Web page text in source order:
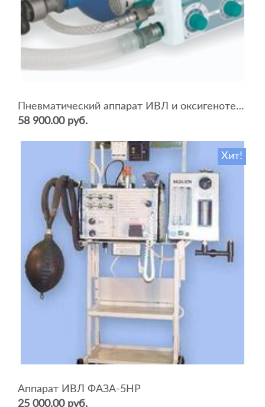
Пневматический аппарат ИВЛ и оксигенотерапии портативный АИВЛп-2/20-«ТМТ»
58 900.00 руб.
Хит!
Аппарат ИВЛ ФАЗА-5НР
25 000.00 руб.